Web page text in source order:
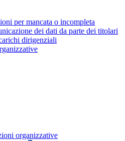
per mancata o incompleta
dei dati da parte dei titolari
dirigenziali
organizzative